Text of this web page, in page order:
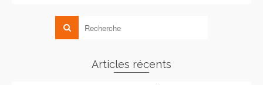
Articles récents